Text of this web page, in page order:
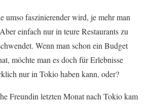
umso faszinierender wird, je mehr man
einfach nur in teure Restaurants zu
Wenn man schon ein Budget
möchte man es doch für Erlebnisse
nur in Tokio haben kann, oder?
Freundin letzten Monat nach Tokio kam